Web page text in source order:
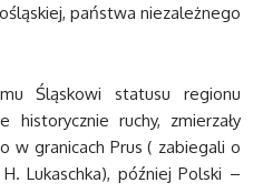
państwa niezależnego
Śląskowi statusu regionu
historycznie ruchy, zmierzały
w granicach Prus ( zabiegali o
Lukaschka), później Polski –